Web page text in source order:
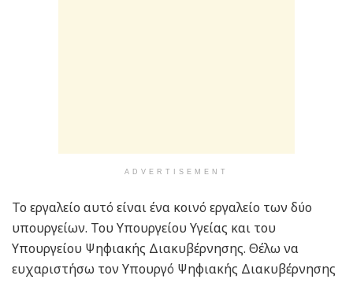
ADVERTISEMENT
Το εργαλείο αυτό είναι ένα κοινό εργαλείο των δύο
υπουργείων. Του Υπουργείου Υγείας και του
Υπουργείου Ψηφιακής Διακυβέρνησης. Θέλω να
ευχαριστήσω τον Υπουργό Ψηφιακής Διακυβέρνησης